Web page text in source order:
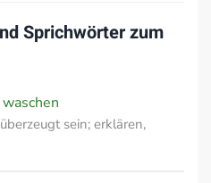
Sprichwörter zum
sein; erklären,